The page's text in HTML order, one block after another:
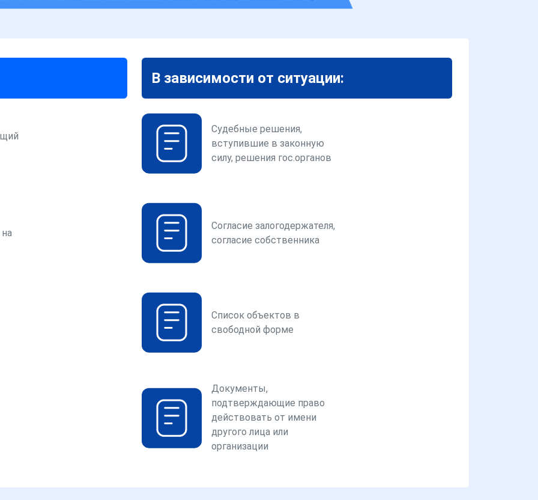
В зависимости от ситуации:
Судебные решения,
вступившие в законную
силу, решения гос.органов
Согласие залогодержателя,
согласие собственника
Список объектов в
свободной форме
Документы,
подтверждающие право
действовать от имени
другого лица или
организации